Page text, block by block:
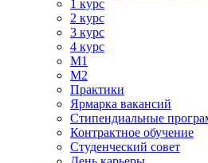
1 курс
2 курс
3 курс
4 курс
М1
М2
Практики
Ярмарка вакансий
Стипендиальные
Контрактное обучение
Студенческий совет